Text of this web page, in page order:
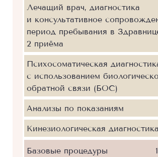
Лечащий врач, диагностика
и консультативное
период пребывания в
2 приёма
Психосоматическая
с использованием
обратной связи (БОС)
Анализы по показаниям
Кинезиологическая диагностика
Базовые процедуры